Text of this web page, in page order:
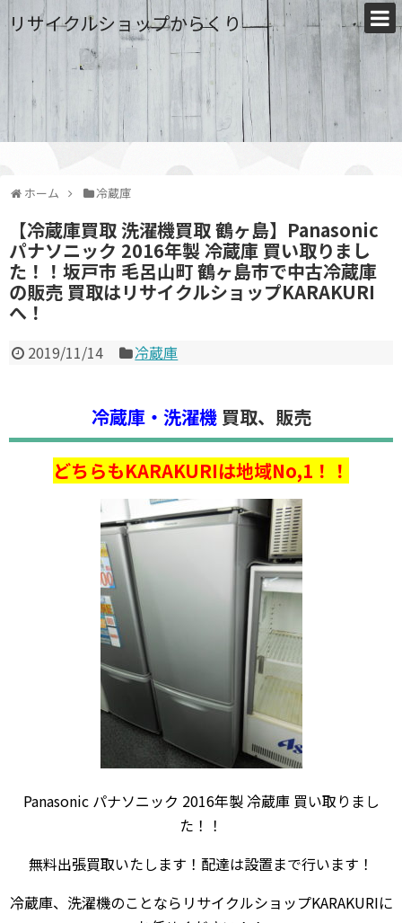
リサイクルショップからくり
ホーム 冷蔵庫
【冷蔵庫買取 洗濯機買取 鶴ヶ島】Panasonic
パナソニック 2016年製 冷蔵庫 買い取りまし
た！！坂戸市 毛呂山町 鶴ヶ島市で中古冷蔵庫
の販売 買取はリサイクルショップKARAKURI
へ！
2019/11/14 冷蔵庫
冷蔵庫・洗濯機買取、販売
どちらもKARAKURIは地域No,1！！
Panasonic パナソニック 2016年製 冷蔵庫 買い取りまし
た！！
無料出張買取いたします！配達は設置まで行います！
冷蔵庫、洗濯機のことならリサイクルショップKARAKURIに